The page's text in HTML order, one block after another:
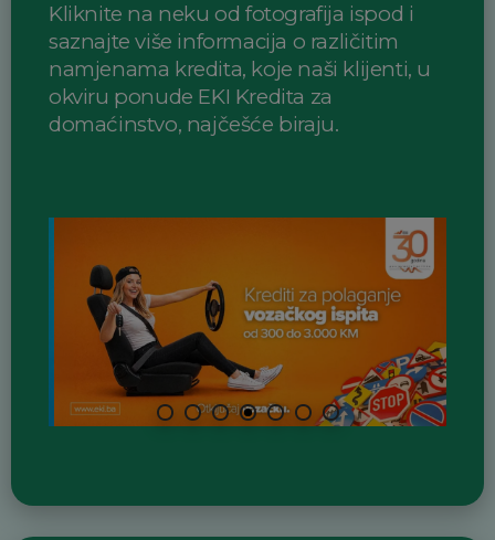
Kliknite na neku od fotografija ispod i
saznajte više informacija o različitim
namjenama kredita, koje naši klijenti, u
okviru ponude EKI Kredita za
domaćinstvo, najčešće biraju.